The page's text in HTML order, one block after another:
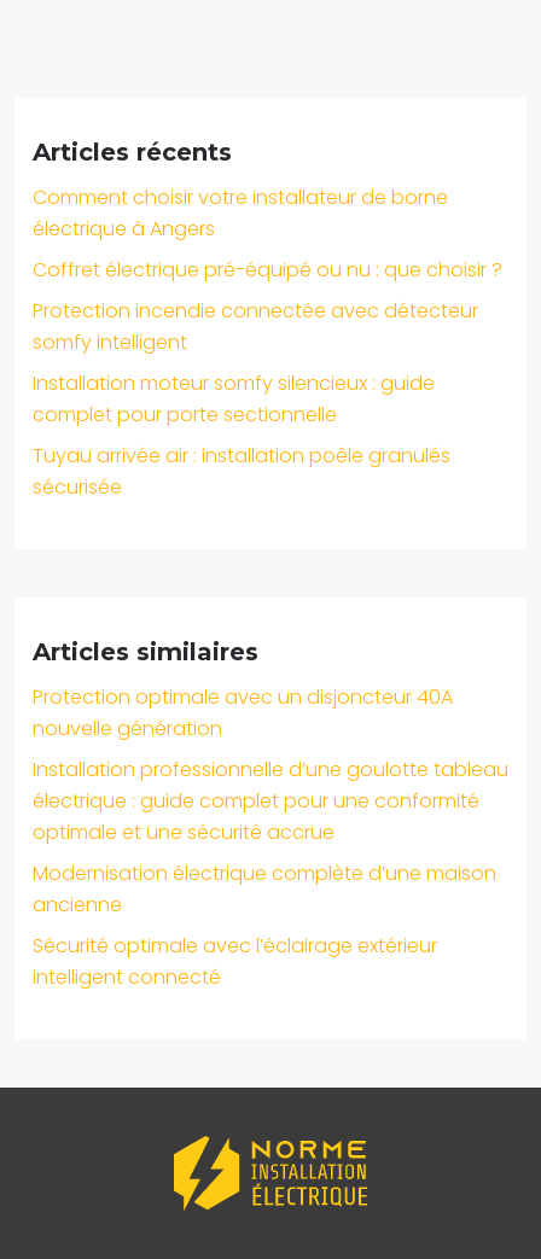
Articles récents
Comment choisir votre installateur de borne
électrique à Angers
Coffret électrique pré-équipé ou nu : que choisir ?
Protection incendie connectée avec détecteur
somfy intelligent
Installation moteur somfy silencieux : guide
complet pour porte sectionnelle
Tuyau arrivée air : installation poêle granulés
sécurisée
Articles similaires
Protection optimale avec un disjoncteur 40A
nouvelle génération
Installation professionnelle d’une goulotte tableau
électrique : guide complet pour une conformité
optimale et une sécurité accrue
Modernisation électrique complète d’une maison
ancienne
Sécurité optimale avec l’éclairage extérieur
intelligent connecté